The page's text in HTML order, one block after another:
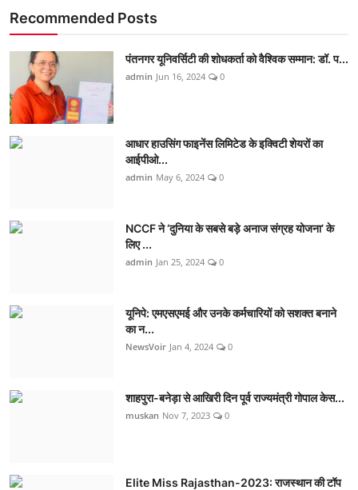
Recommended Posts
पंतनगर यूनिवर्सिटी की शोधकर्ता को वैश्विक सम्मान: डॉ. प...
admin Jun 16, 2024 0
आधार हाउसिंग फाइनेंस लिमिटेड के इक्विटी शेयरों का
आईपीओ...
admin May 6, 2024 0
NCCF ने ‘दुनिया के सबसे बड़े अनाज संग्रह योजना’ के
लिए ...
admin Jan 25, 2024 0
यूनिपे: एमएसएमई और उनके कर्मचारियों को सशक्त बनाने
का न...
NewsVoir Jan 4, 2024 0
शाहपुरा-बनेड़ा से आखिरी दिन पूर्व राज्यमंत्री गोपाल केस...
muskan Nov 7, 2023 0
Elite Miss Rajasthan-2023: राजस्थान की टॉप